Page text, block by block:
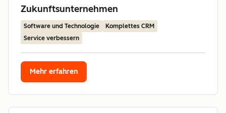
Zukunftsunternehmen
Software und Technologie
Komplettes CRM
Service verbessern
Mehr erfahren